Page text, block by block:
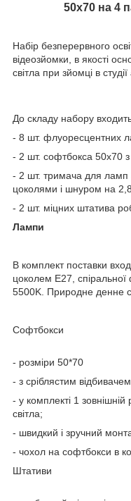
50x70 на 4
Набір безперервного
відеозйомки, в якості
світла при зйомці в
До складу набору
- 8 шт. флуоресцентних
- 2 шт. софтбокса 50x70 з
- 2 шт. тримача для ламп
цоколями і шнуром на
- 2 шт. міцних штатива
Лампи
В комплект поставки
цоколем E27,
5500K. Природне денне
Софтбокси
- розміри 50*70
- з сріблястим
- у комплекті 1
світла;
- швидкий і зручний
- чохол на софтбокси в
Штативи